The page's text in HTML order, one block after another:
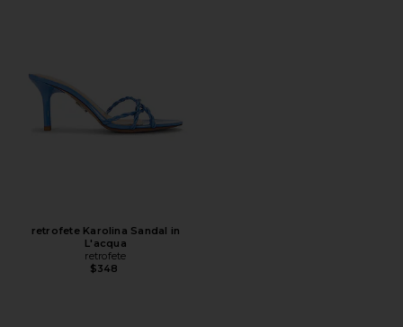
retrofete Karolina Sandal in
L'acqua
retrofete
$348